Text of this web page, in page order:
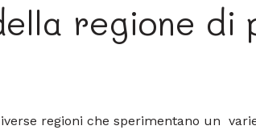
regione di
regioni che sperimentano un